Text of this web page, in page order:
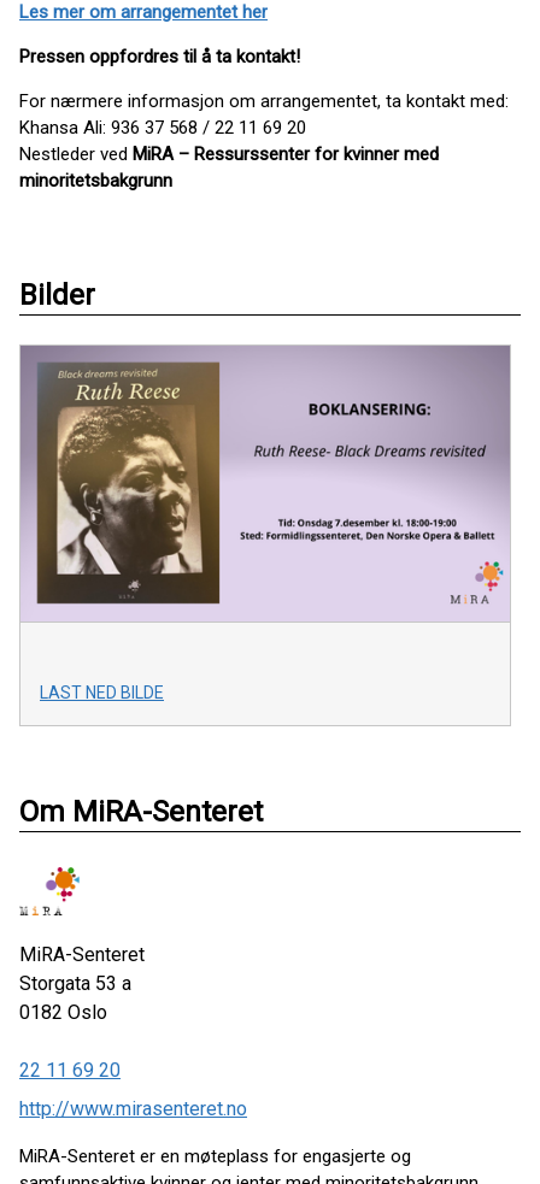
Les mer om arrangementet her
Pressen oppfordres til å ta kontakt!
For nærmere informasjon om arrangementet, ta kontakt med:
Khansa Ali: 936 37 568 / 22 11 69 20
Nestleder ved MiRA – Ressurssenter for kvinner med
minoritetsbakgrunn
Bilder
LAST NED BILDE
Om MiRA-Senteret
MiRA-Senteret
Storgata 53 a
0182 Oslo
22 11 69 20
http://www.mirasenteret.no
MiRA-Senteret er en møteplass for engasjerte og